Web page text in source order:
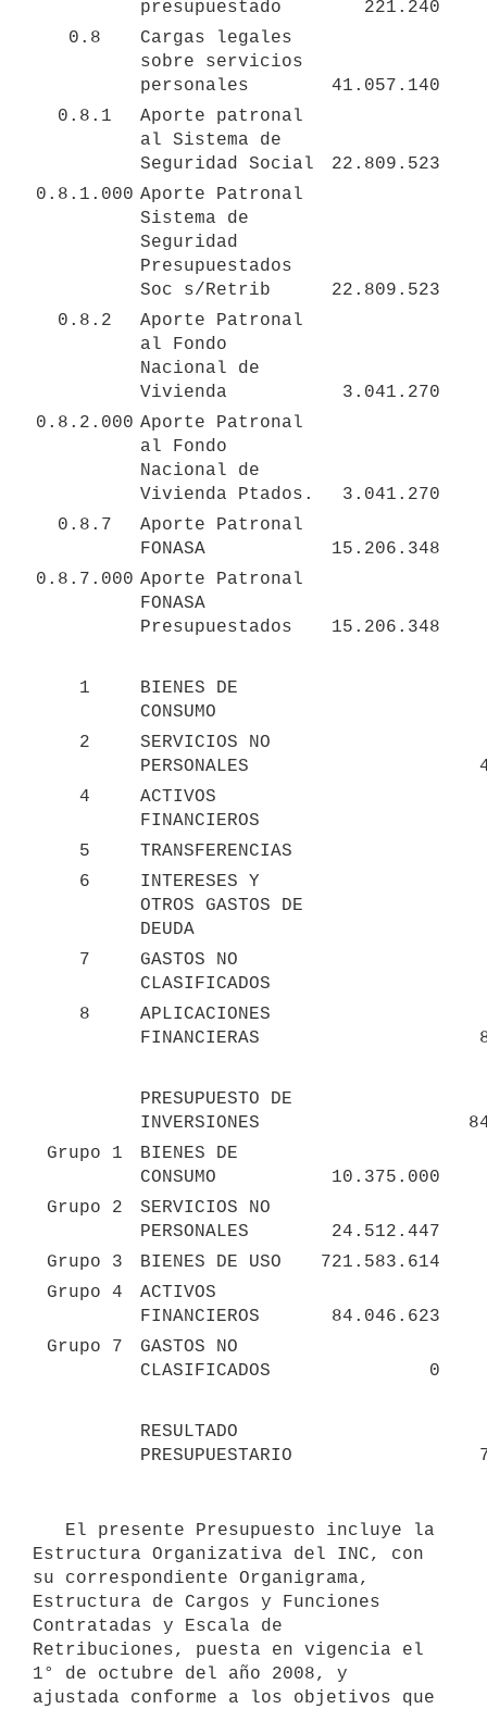
presupuestado
221.240
0.8
Cargas legales
sobre servicios
personales
41.057.140
0.8.1
Aporte patronal
al Sistema de
Seguridad Social
22.809.523
0.8.1.000 Aporte Patronal
Sistema de
Seguridad
Presupuestados
Soc s/Retrib
22.809.523
0.8.2
Aporte Patronal
al Fondo
Nacional de
Vivienda
3.041.270
0.8.2.000 Aporte Patronal
al Fondo
Nacional de
Vivienda Ptados.
3.041.270
0.8.7
Aporte Patronal
FONASA
15.206.348
0.8.7.000 Aporte Patronal
FONASA
Presupuestados
15.206.348
1
BIENES DE
CONSUMO
2
SERVICIOS NO
PERSONALES
4
ACTIVOS
FINANCIEROS
5
TRANSFERENCIAS
6
INTERESES Y
OTROS GASTOS DE
DEUDA
7
GASTOS NO
CLASIFICADOS
8
APLICACIONES
FINANCIERAS
PRESUPUESTO DE
INVERSIONES
Grupo 1
BIENES DE
CONSUMO
10.375.000
Grupo 2
SERVICIOS NO
PERSONALES
24.512.447
Grupo 3
BIENES DE USO
721.583.614
Grupo 4
ACTIVOS
FINANCIEROS
84.046.623
Grupo 7
GASTOS NO
CLASIFICADOS
0
RESULTADO
PRESUPUESTARIO
Estructura Organizativa del INC, con
su correspondiente Organigrama,
Estructura de Cargos y Funciones
Contratadas y Escala de
Retribuciones, puesta en vigencia el
1° de octubre del año 2008, y
ajustada conforme a los objetivos que